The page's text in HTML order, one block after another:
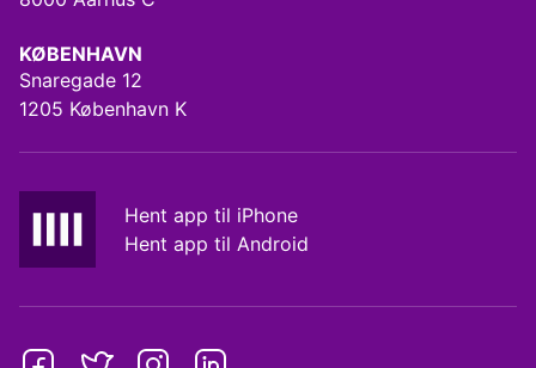
KØBENHAVN
Snaregade 12
1205 København K
Hent app til iPhone
Hent app til Android